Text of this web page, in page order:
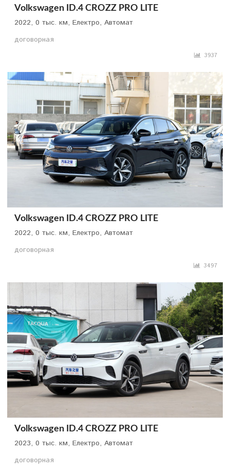
Volkswagen ID.4 CROZZ PRO LITE
2022, 0 тыс. км, Електро, Автомат
договорная
3937
Volkswagen ID.4 CROZZ PRO LITE
2022, 0 тыс. км, Електро, Автомат
договорная
3497
Volkswagen ID.4 CROZZ PRO LITE
2023, 0 тыс. км, Електро, Автомат
договорная